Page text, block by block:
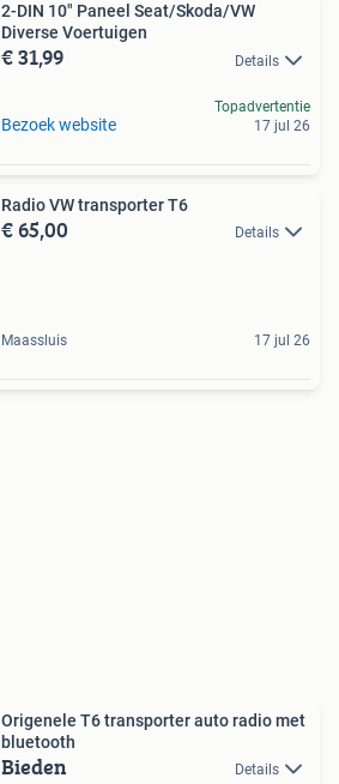
2-DIN 10" Paneel Seat/Skoda/VW
Diverse Voertuigen
€ 31,99 Details
Bezoek website
Topadvertentie
17 jul 26
Radio VW transporter T6
€ 65,00 Details
Maassluis 17 jul 26
Origenele T6 transporter auto radio met
bluetooth
Bieden Details